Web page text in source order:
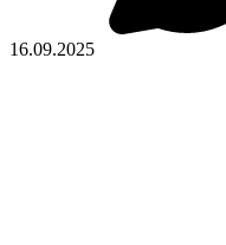
16.09.2025